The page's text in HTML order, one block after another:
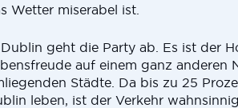
Wetter miserabel ist.
geht die Party ab. Es ist der
auf einem ganz anderen
Städte. Da bis zu 25
leben, ist der Verkehr